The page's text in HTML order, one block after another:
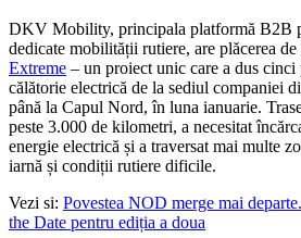
DKV Mobility, principala platformă B2B
dedicate mobilității rutiere, are plăcerea de
Extreme – un proiect unic care a dus
călătorie electrică de la sediul companiei
până la Capul Nord, în luna ianuarie.
peste 3.000 de kilometri, a necesitat
energie electrică și a traversat mai multe
iarnă și condiții rutiere dificile.
Vezi si: Povestea NOD merge mai
the Date pentru ediția a doua